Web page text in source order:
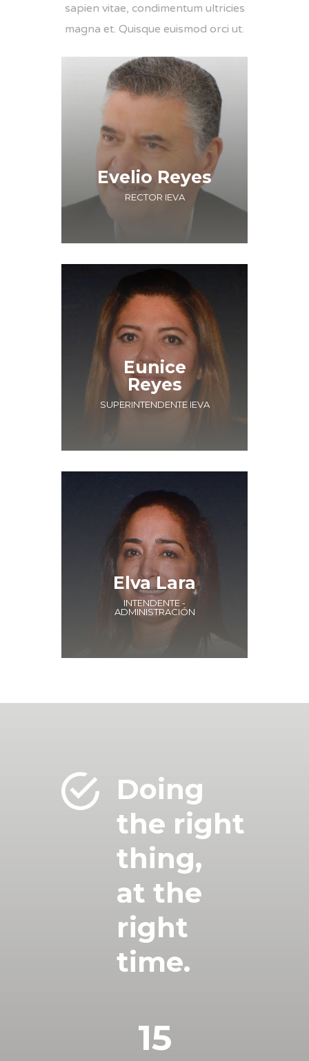
sapien vitae, condimentum ultricies
magna et. Quisque euismod orci ut.
Evelio Reyes
RECTOR IEVA
Eunice
Reyes
SUPERINTENDENTE IEVA
Elva Lara
INTENDENTE -
ADMINISTRACIÓN
Doing
the right
thing,
at the
right
time.
15